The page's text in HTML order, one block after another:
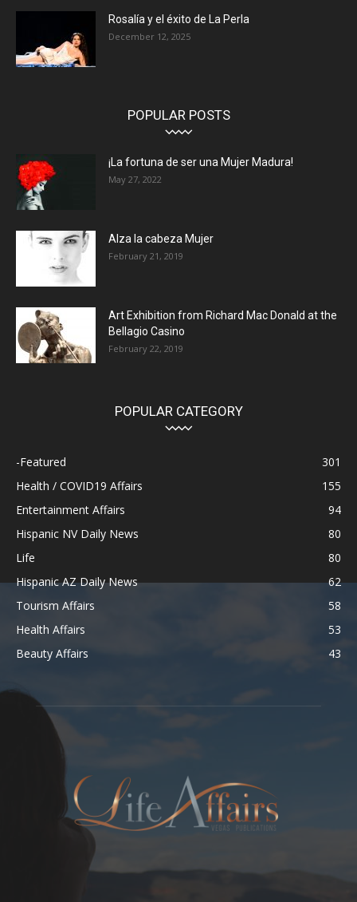
Rosalía y el éxito de La Perla
December 12, 2025
POPULAR POSTS
¡La fortuna de ser una Mujer Madura!
May 27, 2022
Alza la cabeza Mujer
February 21, 2019
Art Exhibition from Richard Mac Donald at the
Bellagio Casino
February 22, 2019
POPULAR CATEGORY
-Featured
301
Health / COVID19 Affairs
155
Entertainment Affairs
94
Hispanic NV Daily News
80
Life
80
Hispanic AZ Daily News
62
Tourism Affairs
58
Health Affairs
53
Beauty Affairs
43